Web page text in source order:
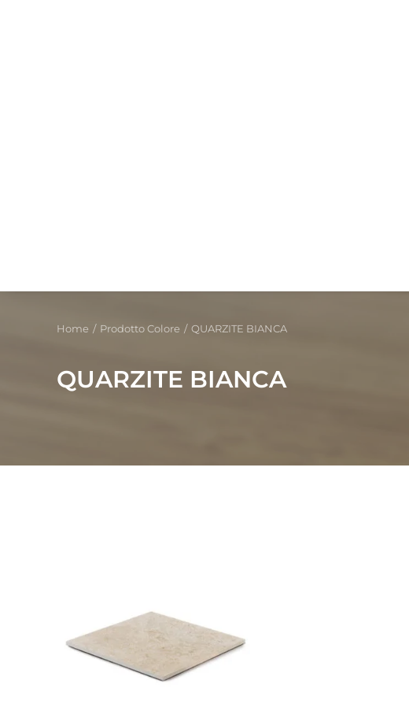
Home Prodotto Colore QUARZITE BIANCA
QUARZITE BIANCA